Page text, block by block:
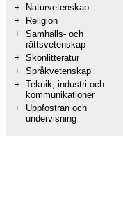
+
Naturvetenskap
+
Religion
+ Samhälls- och
rättsvetenskap
+ Skönlitteratur
+ Språkvetenskap
+ Teknik, industri och
kommunikationer
+
Uppfostran och
undervisning